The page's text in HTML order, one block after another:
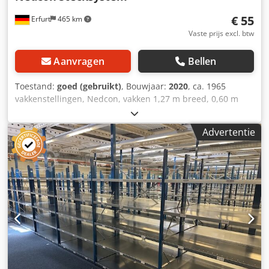
Erfurt 465 km € 55
Vaste prijs excl. btw
Aanvragen Bellen
Toestand: goed (gebruikt), Bouwjaar: 2020, ca. 1965
vakkenstellingen, Nedcon, vakken 1,27 m breed, 0,60 m
diep, framehoogte 2 m – gebruikt –: Prijs af locatie
(exclusief btw), gedemonteerd, verpakt en geladen. Per
basiseenheid (met 2 frames en 5 vakken): € 89,- Per
uitbreidingseenheid (1 frame en 5 vakken): tot 20
uitbreidingseenheden: € 75,- vanaf 21
uitbreidingseenheden: € 69,- vanaf 50
uitbreidingseenheden: € 65,- vanaf 100
uitbreidingseenheden: € 62,50 vanaf 500
uitbreidingseenheden: € 59,- bij complete afname: € 55,-
Fabrikant: Nedcon Type: steeksystem Bouwjaar: 2019 -
2023 ca. 5 vakken per eenheid Afmetingen per vak: ca.
1270x600 mm Framehoogte ca.: 2000 mm Draagkracht per
vak: 100 kg Draagkracht per eenheid: 500 kg Csdpfx Aljzpf
Advertentie